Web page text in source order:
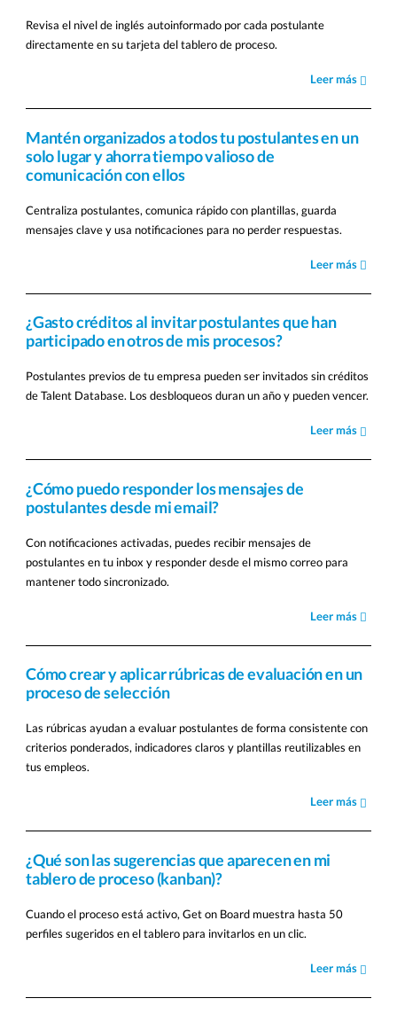
Revisa el nivel de inglés autoinformado por cada postulante
directamente en su tarjeta del tablero de proceso.
Leer más
Mantén organizados a todos tu postulantes en un
solo lugar y ahorra tiempo valioso de
comunicación con ellos
Centraliza postulantes, comunica rápido con plantillas, guarda
mensajes clave y usa notificaciones para no perder respuestas.
Leer más
¿Gasto créditos al invitar postulantes que han
participado en otros de mis procesos?
Postulantes previos de tu empresa pueden ser invitados sin créditos
de Talent Database. Los desbloqueos duran un año y pueden vencer.
Leer más
¿Cómo puedo responder los mensajes de
postulantes desde mi email?
Con notificaciones activadas, puedes recibir mensajes de
postulantes en tu inbox y responder desde el mismo correo para
mantener todo sincronizado.
Leer más
Cómo crear y aplicar rúbricas de evaluación en un
proceso de selección
Las rúbricas ayudan a evaluar postulantes de forma consistente con
criterios ponderados, indicadores claros y plantillas reutilizables en
tus empleos.
Leer más
¿Qué son las sugerencias que aparecen en mi
tablero de proceso (kanban)?
Cuando el proceso está activo, Get on Board muestra hasta 50
perfiles sugeridos en el tablero para invitarlos en un clic.
Leer más